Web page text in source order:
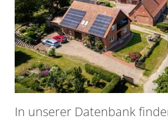
In unserer Datenbank